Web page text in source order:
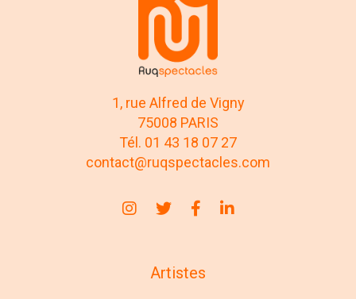
1, rue Alfred de Vigny
75008 PARIS
Tél. 01 43 18 07 27
contact@ruqspectacles.com
Artistes